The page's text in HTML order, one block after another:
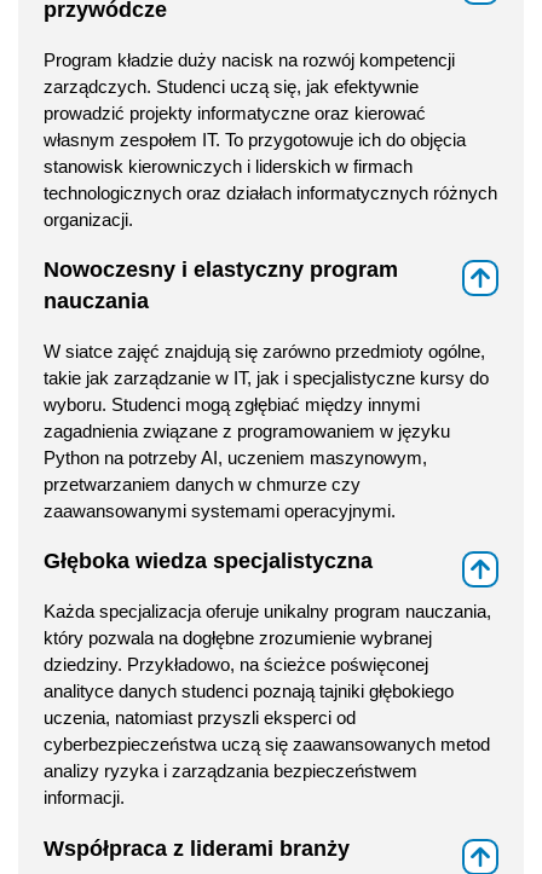
przywódcze
Program kładzie duży nacisk na rozwój kompetencji
zarządczych. Studenci uczą się, jak efektywnie
prowadzić projekty informatyczne oraz kierować
własnym zespołem IT. To przygotowuje ich do objęcia
stanowisk kierowniczych i liderskich w firmach
technologicznych oraz działach informatycznych różnych
organizacji.
Nowoczesny i elastyczny program
nauczania
W siatce zajęć znajdują się zarówno przedmioty ogólne,
takie jak zarządzanie w IT, jak i specjalistyczne kursy do
wyboru. Studenci mogą zgłębiać między innymi
zagadnienia związane z programowaniem w języku
Python na potrzeby AI, uczeniem maszynowym,
przetwarzaniem danych w chmurze czy
zaawansowanymi systemami operacyjnymi.
Głęboka wiedza specjalistyczna
Każda specjalizacja oferuje unikalny program nauczania,
który pozwala na dogłębne zrozumienie wybranej
dziedziny. Przykładowo, na ścieżce poświęconej
analityce danych studenci poznają tajniki głębokiego
uczenia, natomiast przyszli eksperci od
cyberbezpieczeństwa uczą się zaawansowanych metod
analizy ryzyka i zarządzania bezpieczeństwem
informacji.
Współpraca z liderami branży